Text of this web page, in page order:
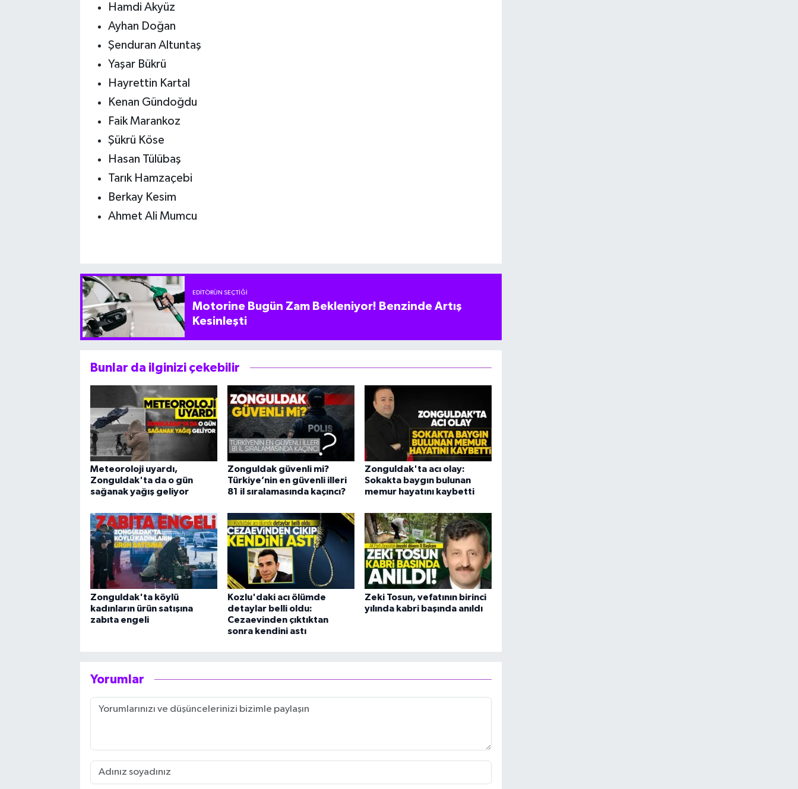
Hamdi Akyüz
Ayhan Doğan
Şenduran Altuntaş
Yaşar Bükrü
Hayrettin Kartal
Kenan Gündoğdu
Faik Marankoz
Şükrü Köse
Hasan Tülübaş
Tarık Hamzaçebi
Berkay Kesim
Ahmet Ali Mumcu
EDITÖRÜN SEÇTIĞI
Motorine Bugün Zam Bekleniyor! Benzinde Artış
Kesinleşti
Bunlar da ilginizi çekebilir
Meteoroloji uyardı,
Zonguldak'ta da o gün
sağanak yağış geliyor
Zonguldak güvenli mi?
Türkiye’nin en güvenli illeri
81 il sıralamasında kaçıncı?
Zonguldak'ta acı olay:
Sokakta baygın bulunan
memur hayatını kaybetti
Zonguldak'ta köylü
kadınların ürün satışına
zabıta engeli
Kozlu'daki acı ölümde
detaylar belli oldu:
Cezaevinden çıktıktan
sonra kendini astı
Zeki Tosun, vefatının birinci
yılında kabri başında anıldı
Yorumlar